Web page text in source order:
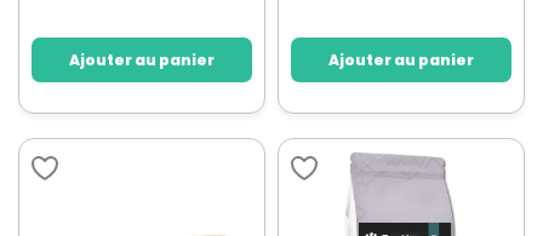
Ajouter au panier Ajouter au panier